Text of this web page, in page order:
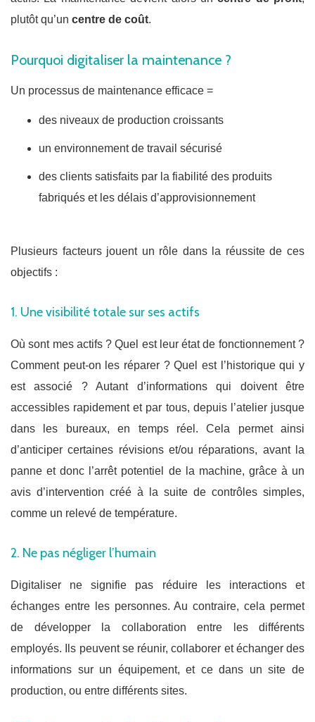
plutôt qu’un centre de coût.
Pourquoi digitaliser la maintenance ?
Un processus de maintenance efficace =
des niveaux de production croissants
un environnement de travail sécurisé
des clients satisfaits par la fiabilité des produits
fabriqués et les délais d’approvisionnement
Plusieurs facteurs jouent un rôle dans la réussite de ces
objectifs :
1. Une visibilité totale sur ses actifs
Où sont mes actifs ? Quel est leur état de fonctionnement ?
Comment peut-on les réparer ? Quel est l’historique qui y
est associé ? Autant d’informations qui doivent être
accessibles rapidement et par tous, depuis l’atelier jusque
dans les bureaux, en temps réel. Cela permet ainsi
d’anticiper certaines révisions et/ou réparations, avant la
panne et donc l’arrêt potentiel de la machine, grâce à un
avis d’intervention créé à la suite de contrôles simples,
comme un relevé de température.
2. Ne pas négliger l’humain
Digitaliser ne signifie pas réduire les interactions et
échanges entre les personnes. Au contraire, cela permet
de développer la collaboration entre les différents
employés. Ils peuvent se réunir, collaborer et échanger des
informations sur un équipement, et ce dans un site de
production, ou entre différents sites.